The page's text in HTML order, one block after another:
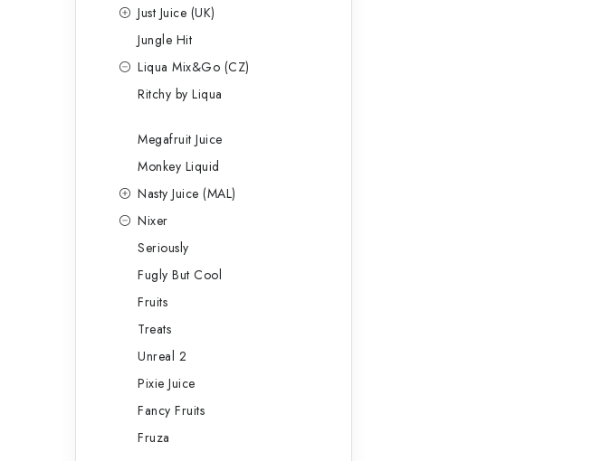
Just Juice (UK)
Jungle Hit
Liqua Mix&Go (CZ)
Ritchy by Liqua
Megafruit Juice
Monkey Liquid
Nasty Juice (MAL)
Nixer
Seriously
Fugly But Cool
Fruits
Treats
Unreal 2
Pixie Juice
Fancy Fruits
Fruza